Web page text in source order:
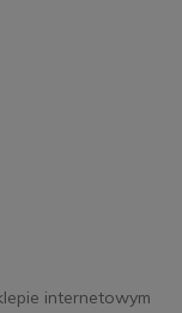
internetowym